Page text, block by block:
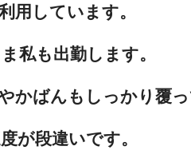
用しています。
私も出勤します。
ばんもしっかり覆っ
が段違いです。